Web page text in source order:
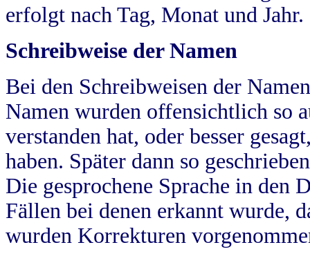
erfolgt nach Tag, Monat und Jahr.
Schreibweise der Namen
Bei den Schreibweisen der
Namen wurden offensichtlich so
verstanden hat, oder besser
haben. Später dann so
Die gesprochene Sprache in
Fällen bei denen erkannt wurde,
wurden Korrekturen